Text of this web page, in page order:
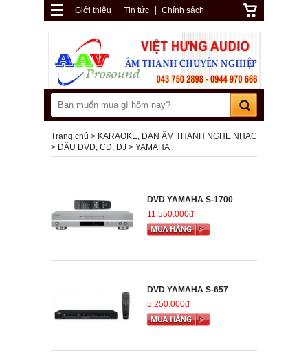
Giới thiệu Tin tức Chính sách
Trang chủ
KARAOKE, DÀN ÂM THANH NGHE NHẠC
ĐẦU DVD, CD, DJ
YAMAHA
DVD YAMAHA S-1700
11.550.000đ
DVD YAMAHA S-657
5.250.000đ